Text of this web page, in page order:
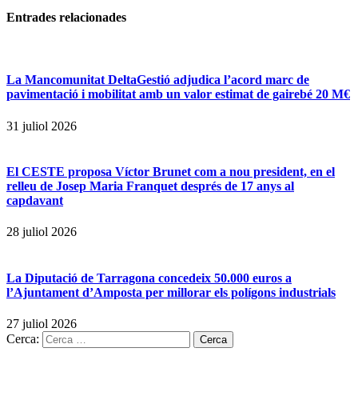
Entrades relacionades
La Mancomunitat DeltaGestió adjudica l’acord marc de
pavimentació i mobilitat amb un valor estimat de gairebé 20 M€
31 juliol 2026
El CESTE proposa Víctor Brunet com a nou president, en el
relleu de Josep Maria Franquet després de 17 anys al
capdavant
28 juliol 2026
La Diputació de Tarragona concedeix 50.000 euros a
l’Ajuntament d’Amposta per millorar els polígons industrials
27 juliol 2026
Cerca: